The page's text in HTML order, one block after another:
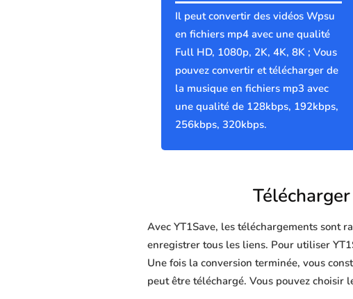
Il peut convertir des vidéos Wpsu
en fichiers mp4 avec une qualité
Full HD, 1080p, 2K, 4K, 8K ; Vous
pouvez convertir et télécharger de
la musique en fichiers mp3 avec
une qualité de 128kbps, 192kbps,
256kbps, 320kbps.
Avec YT1Save, les téléchargements sont
enregistrer tous les liens. Pour utiliser
Une fois la conversion terminée, vous
peut être téléchargé. Vous pouvez